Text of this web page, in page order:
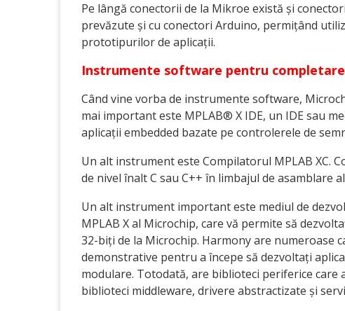
Pe lângă conectorii de la Mikroe există și
prevăzute și cu conectori Arduino, permițând
prototipurilor de aplicații.
Instrumente software pentru
Când vine vorba de instrumente software,
mai important este MPLAB® X IDE, un IDE sau
aplicații embedded bazate pe controlerele de
Un alt instrument este Compilatorul MPLAB XC.
de nivel înalt C sau C++ în limbajul de asamblare
Un alt instrument important este mediul de
MPLAB X al Microchip, care vă permite să
32-biți de la Microchip. Harmony are numeroase
demonstrative pentru a începe să dezvoltați
modulare. Totodată, are biblioteci periferice
biblioteci middleware, drivere abstractizate și